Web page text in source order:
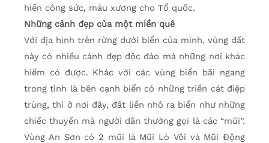
hiến công sức, máu xương cho Tổ quốc.
Những cảnh đẹp của một miền quê
Với địa hình trên rừng dưới biển của mình, vùng đất
này có nhiều cảnh đẹp độc đáo mà những nơi khác
hiếm có được. Khác với các vùng biển bãi ngang
trong tỉnh là bên cạnh biển có những triền cát điệp
trùng, thì ở nơi đây, đất liền nhô ra biển như những
chiếc thuyền mà người dân thường gọi là các “mũi”.
Vùng An Sơn có 2 mũi là Mũi Lò Vôi và Mũi Động